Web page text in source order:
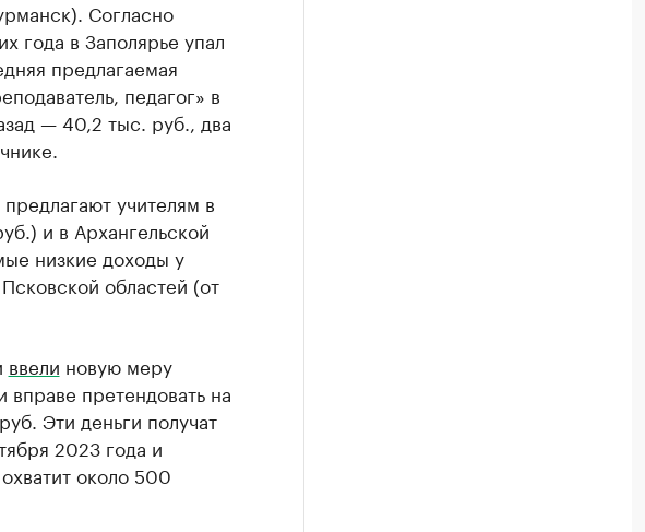
Согласно
года в Заполярье упал
предлагаемая
педагог» в
— 40,2 тыс. руб., два
учителям в
и в Архангельской
низкие доходы у
областей (от
ввели новую меру
претендовать на
Эти деньги получат
2023 года и
около 500